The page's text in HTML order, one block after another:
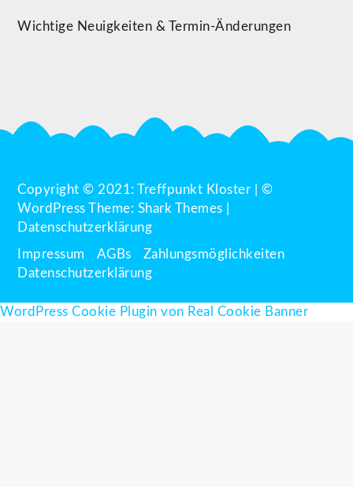
Wichtige Neuigkeiten & Termin-Änderungen
Copyright © 2021: Treffpunkt Kloster | ©
WordPress Theme: Shark Themes
Datenschutzerklärung
Impressum
AGBs
Zahlungsmöglichkeiten
Datenschutzerklärung
WordPress Cookie Plugin von Real Cookie Banner